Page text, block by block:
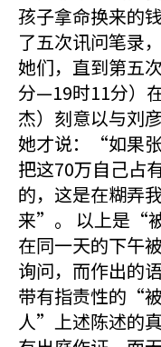
孩子拿命换来
了五次讯问笔录
她们，直到第五
分—19时11分）
杰）刻意以与刘
她才说：“如果
把这70万自己占
的，这是在糊弄
来”。 以上是“
在同一天的下午
询问，而作出的
带有指责性的“
人”上述陈述的